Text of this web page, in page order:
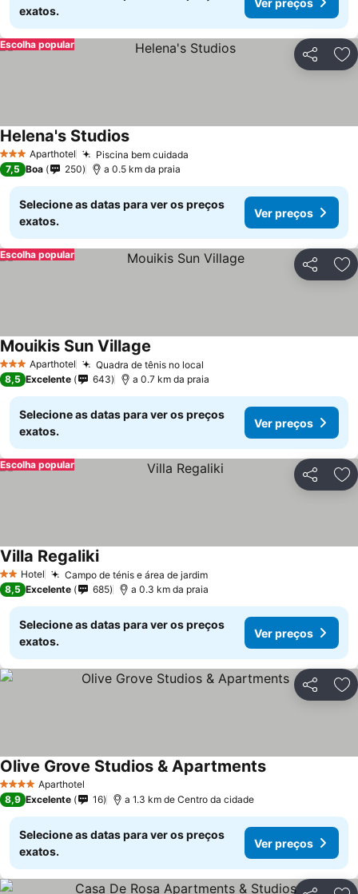
exatos.
Partilhar
Escolha popular
3 EstrelasAparthotel Piscina bem cuidada
Helena's Studios
7,5 Boa 250 a 0.5 km da praia
Selecione as datas para ver os preços
exatos.
Ver preços
Partilhar
Escolha popular
3 EstrelasAparthotel Quadra de tênis no local
Mouikis Sun Village
8,5 Excelente 643 a 0.7 km da praia
Selecione as datas para ver os preços
exatos.
Ver preços
Partilhar
Escolha popular
2 Estrelas
Hotel Campo de ténis e área de jardim
Villa Regaliki
8,5 Excelente 685 a 0.3 km da praia
Selecione as datas para ver os preços
exatos.
Ver preços
Partilhar
4 EstrelasAparthotel
Olive Grove Studios & Apartments
8,9 Excelente 16 a 1.3 km de Centro da cidade
Selecione as datas para ver os preços
exatos.
Ver preços